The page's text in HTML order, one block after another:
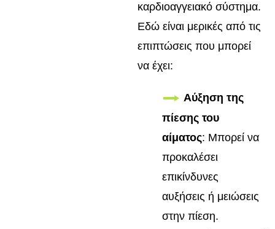
καρδιοαγγειακό σύστημα.
Εδώ είναι μερικές από τις
επιπτώσεις που μπορεί
να έχει:
Αύξηση της
πίεσης του
αίματος: Μπορεί να
προκαλέσει
επικίνδυνες
αυξήσεις ή μειώσεις
στην πίεση.